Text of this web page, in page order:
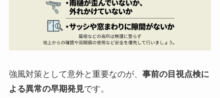
強風対策として意外と重要なのが、 事前の目視点検に
よる異常の早期発見です。